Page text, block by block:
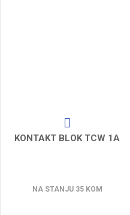
KONTAKT BLOK TCW 1A
NA STANJU 35 KOM